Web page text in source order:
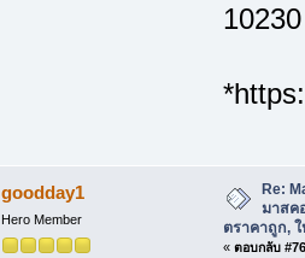
10230
goodday1
Hero Member
Re:
มาสค
ตราคาถูก,
« ตอบกลับ